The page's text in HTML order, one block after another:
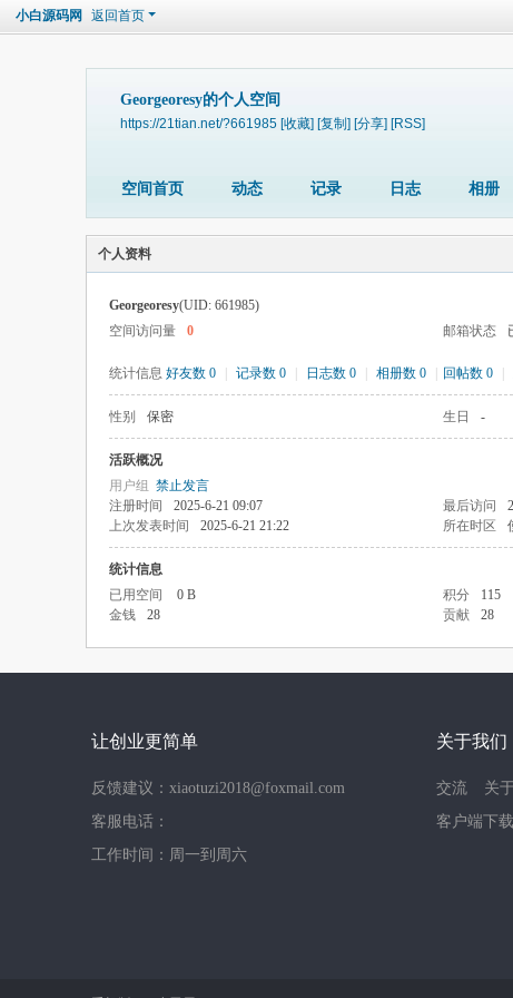
小白源码网 返回首页
Georgeoresy的个人空间
https://21tian.net/?661985 [收藏] [复制] [分享] [RSS]
空间首页 动态 记录 日志 相册
个人资料
Georgeoresy(UID: 661985)
空间访问量
0 邮箱状态
统计信息 好友数 0 记录数 0 日志数 0 相册数 0 回帖数 0
性别 保密 生日 -
活跃概况
用户组 禁止发言
注册时间
2025-6-21 09:07 最后访问
上次发表时间
2025-6-21 21:22 所在时区
统计信息
已用空间
0 B 积分 115
金钱
28 贡献 28
让创业更简单
反馈建议：xiaotuzi2018@foxmail.com
客服电话：
工作时间：周一到周六
关于我们
交流 关于
客户端下载